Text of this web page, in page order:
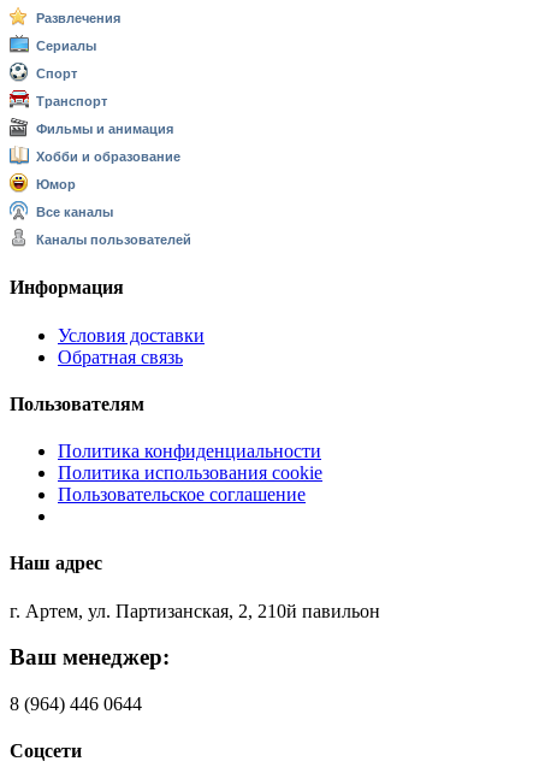
Развлечения
Сериалы
Спорт
Транспорт
Фильмы и анимация
Хобби и образование
Юмор
Все каналы
Каналы пользователей
Информация
Условия доставки
Обратная связь
Пользователям
Политика конфиденциальности
Политика использования cookie
Пользовательское соглашение
Наш адрес
г. Артем, ул. Партизанская, 2, 210й павильон
Ваш менеджер:
8 (964) 446 0644
Соцсети